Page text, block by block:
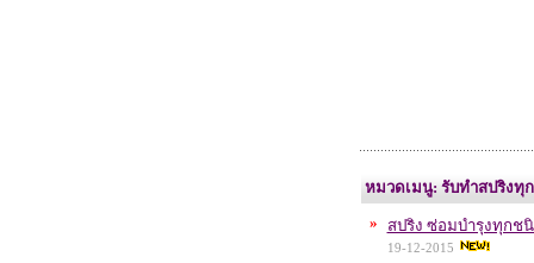
หมวดเมนู: รับทำสปริงทุ
»
สปริง ซ่อมบำรุงทุกช
19-12-2015